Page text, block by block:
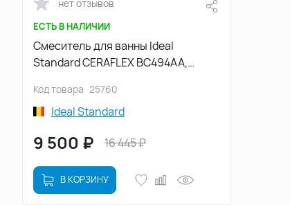
нет отзывов
ЕСТЬ В НАЛИЧИИ
Смеситель для ванны Ideal
Standard CERAFLEX BC494AA,
изливом, Хром
Код товара 25760
Ideal Standard
9 500 ₽ 16 445₽
В КОРЗИНУ